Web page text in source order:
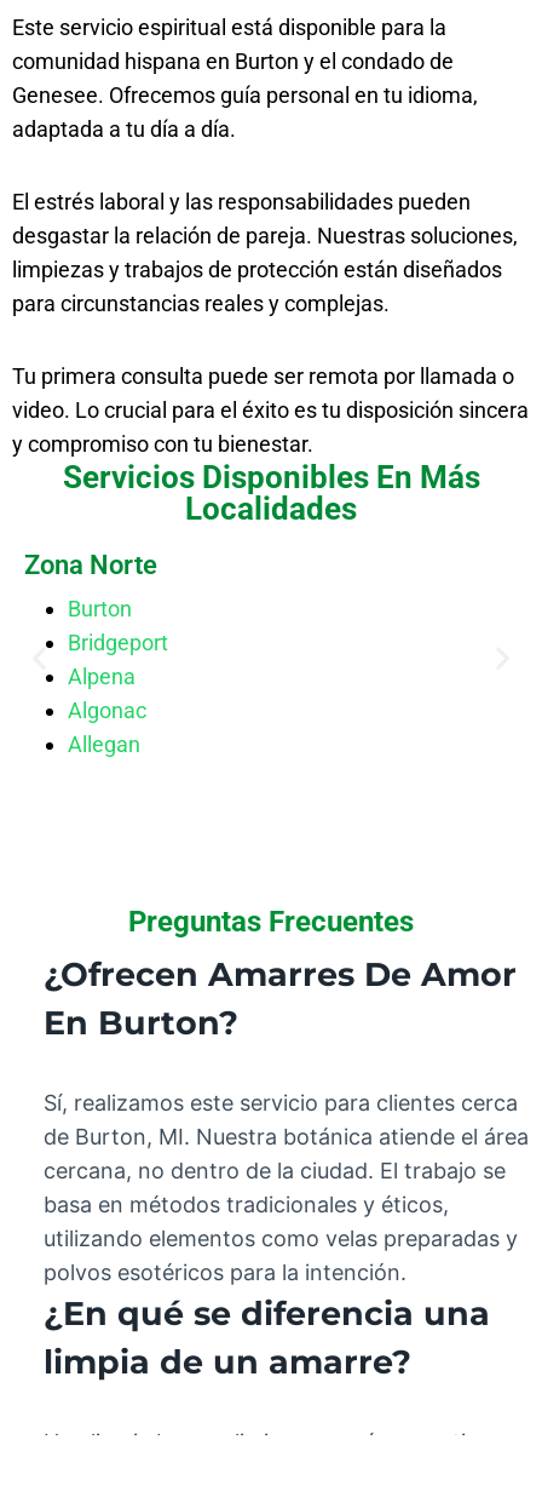
Este servicio espiritual está disponible para la
comunidad hispana en Burton y el condado de
Genesee. Ofrecemos guía personal en tu idioma,
adaptada a tu día a día.
El estrés laboral y las responsabilidades pueden
desgastar la relación de pareja. Nuestras soluciones,
limpiezas y trabajos de protección están diseñados
para circunstancias reales y complejas.
Tu primera consulta puede ser remota por llamada o
video. Lo crucial para el éxito es tu disposición sincera
y compromiso con tu bienestar.
Servicios Disponibles En Más
Localidades
Zona Norte
Burton
Bridgeport
Alpena
Algonac
Allegan
Preguntas Frecuentes
¿Ofrecen Amarres De Amor
En Burton?
Sí, realizamos este servicio para clientes cerca
de Burton, MI. Nuestra botánica atiende el área
cercana, no dentro de la ciudad. El trabajo se
basa en métodos tradicionales y éticos,
utilizando elementos como velas preparadas y
polvos esotéricos para la intención.
¿En qué se diferencia una
limpia de un amarre?
Una limpia busca eliminar energías negativas,